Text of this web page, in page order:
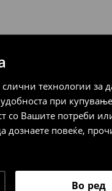
технологии за
при
со Вашите потреби
дознаете повеќе,
Во ред
нарачката, имате
на сите несакани
бесплатен
продавници.
поврат